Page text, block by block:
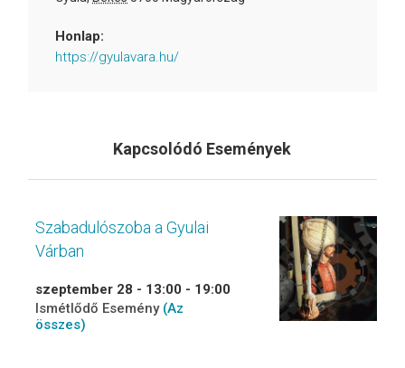
Honlap:
https://gyulavara.hu/
Kapcsolódó Események
Szabadulószoba a Gyulai
Várban
szeptember 28 - 13:00 - 19:00
Ismétlődő Esemény (Az
összes)